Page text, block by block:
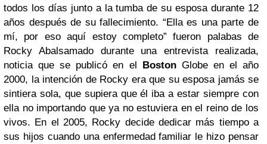
todos los días junto a la tumba de su esposa durante 12
años después de su fallecimiento. “Ella es una parte de
mí, por eso aquí estoy completo” fueron palabas de
Rocky Abalsamado durante una entrevista realizada,
noticia que se publicó en el BostonGlobe en el año
2000, la intención de Rocky era que su esposa jamás se
sintiera sola, que supiera que él iba a estar siempre con
ella no importando que ya no estuviera en el reino de los
vivos. En el 2005, Rocky decide dedicar más tiempo a
sus hijos cuando una enfermedad familiar le hizo pensar